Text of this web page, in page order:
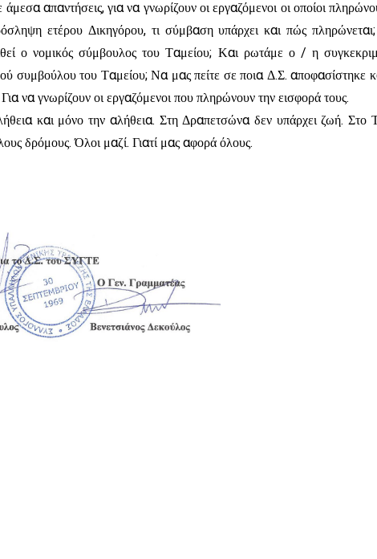
απαντήσεις, για να γνωρίζουν οι εργαζόμενοι οι οποίοι
ετέρου Δικηγόρου, τι σύμβαση υπάρχει και πώς
ο νομικός σύμβουλος του Ταμείου; Και ρωτάμε ο / η
συμβούλου του Ταμείου; Να μας πείτε σε ποια Δ.Σ. αποφασίστηκε
να γνωρίζουν οι εργαζόμενοι που πληρώνουν την εισφορά τους.
και μόνο την αλήθεια. Στη Δραπετσώνα δεν υπάρχει ζωή. Στο
δρόμους. Όλοι μαζί. Γιατί μας αφορά όλους.